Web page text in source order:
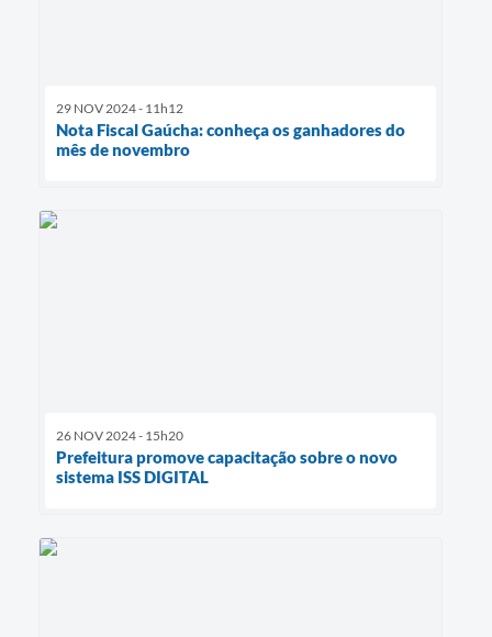
29 NOV 2024 - 11h12
Nota Fiscal Gaúcha: conheça os ganhadores do
mês de novembro
26 NOV 2024 - 15h20
Prefeitura promove capacitação sobre o novo
sistema ISS DIGITAL